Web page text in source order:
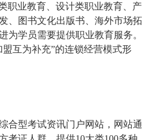
职业教育、设计类职业教育、产
、图书文化出版书、海外市场拓
为学员需要提供职业教育服务。
盟互为补充”的连锁经营模式形
合型考试资讯门户网站，网站通